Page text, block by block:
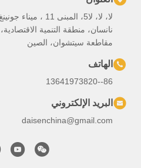
الاقتصادية، منطقة لونقواني،
الصين